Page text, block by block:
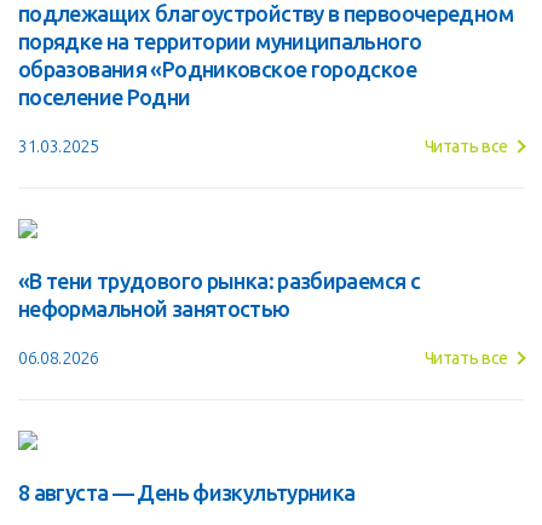
подлежащих благоустройству в первоочередном
порядке на территории муниципального
образования «Родниковское городское
поселение Родни
31.03.2025 Читать все
«В тени трудового рынка: разбираемся с
неформальной занятостью
06.08.2026 Читать все
8 августа — День физкультурника